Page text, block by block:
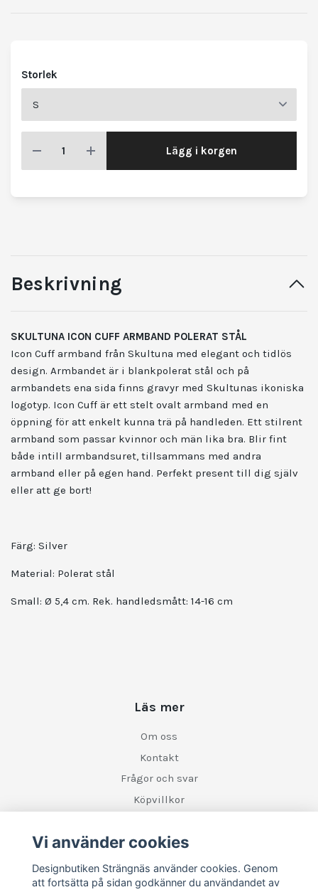
Storlek
Lägg i korgen
Beskrivning
SKULTUNA ICON CUFF ARMBAND POLERAT STÅL
Icon Cuff armband från Skultuna med elegant och tidlös
design. Armbandet är i blankpolerat stål och på
armbandets ena sida finns gravyr med Skultunas ikoniska
logotyp. Icon Cuff är ett stelt ovalt armband med en
öppning för att enkelt kunna trä på handleden. Ett stilrent
armband som passar kvinnor och män lika bra. Blir fint
både intill armbandsuret, tillsammans med andra
armband eller på egen hand. Perfekt present till dig själv
eller att ge bort!
Färg: Silver
Material: Polerat stål
Small: Ø 5,4 cm. Rek. handledsmått: 14-16 cm
Läs mer
Om oss
Kontakt
Frågor och svar
Köpvillkor
Sociala medier
Vi använder cookies
Designbutiken Strängnäs använder cookies. Genom
att fortsätta på sidan godkänner du användandet av